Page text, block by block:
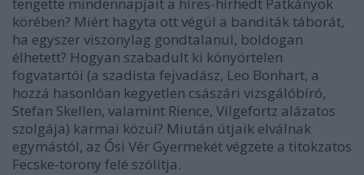
körében? Miért hagyta ott végül a banditák táborát,
ha egyszer viszonylag gondtalanul, boldogan
élhetett? Hogyan szabadult ki könyörtelen
fogvatartói (a szadista fejvadász, Leo Bonhart, a
hozzá hasonlóan kegyetlen császári vizsgálóbíró,
Stefan Skellen, valamint Rience, Vilgefortz alázatos
szolgája) karmai közül? Miután útjaik elválnak
egymástól, az Ősi Vér Gyermekét végzete a titokzatos
Fecske-torony felé szólítja.